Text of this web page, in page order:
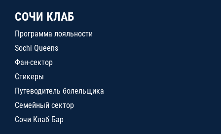
СОЧИ КЛАБ
Программа лояльности
Sochi Queens
Фан-сектор
Стикеры
Путеводитель болельщика
Семейный сектор
Сочи Клаб Бар